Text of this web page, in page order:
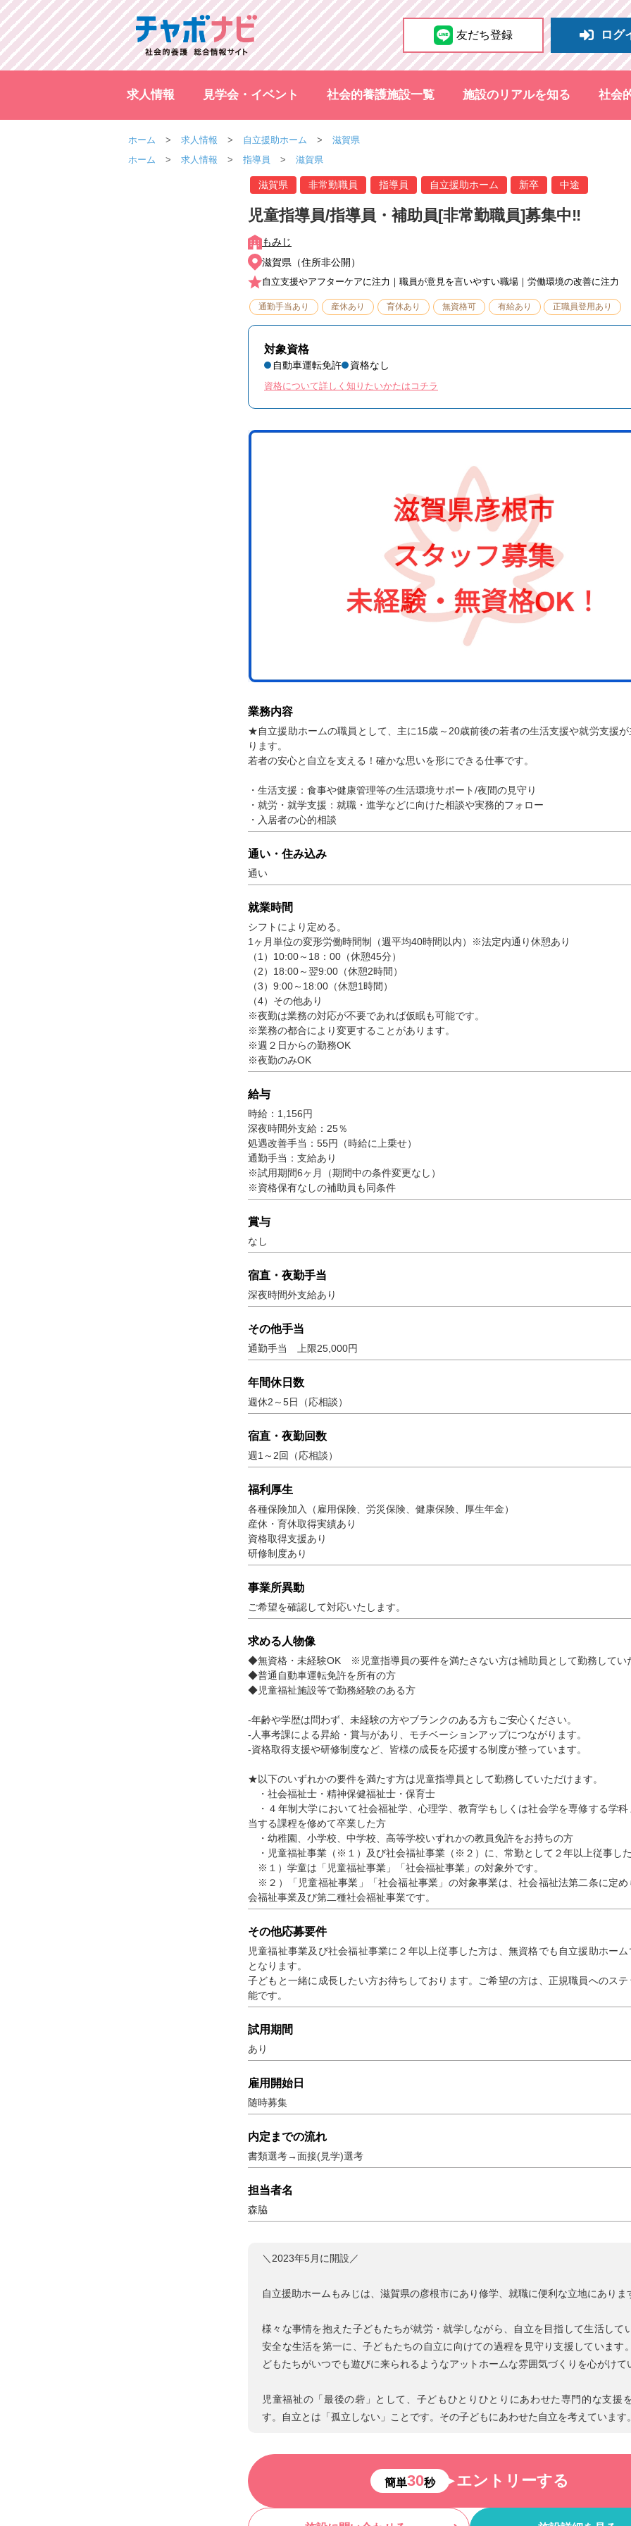
友だち登録 ログ
求人情報 見学会・イベント 社会的養護施設一覧 施設のリアルを知る 社会
ホーム 求人情報 自立援助ホーム
滋賀県
ホーム
求人情報 指導員 滋賀県
滋賀県 非常勤職員 指導員 自立援助ホーム 新卒 中途
児童指導員/指導員・補助員[非常勤職員]募集中‼
もみじ
滋賀県（住所非公開）
自立支援やアフターケアに注力｜職員が意見を言いやすい職場｜労働環境の改善に注力
通勤手当あり 産休あり 育休あり 無資格可 有給あり 正職員登用あり
対象資格
自動車運転免許 資格なし
資格について詳しく知りたいかたはコチラ
業務内容
★自立援助ホームの職員として、主に15歳～20歳前後の若者の生活支援や就労支援が
ります。
若者の安心と自立を支える！確かな思いを形にできる仕事です。
・生活支援：食事や健康管理等の生活環境サポート/夜間の見守り
・就労・就学支援：就職・進学などに向けた相談や実務的フォロー
・入居者の心的相談
通い・住み込み
通い
就業時間
シフトにより定める。
1ヶ月単位の変形労働時間制（週平均40時間以内）※法定内通り休憩あり
（1）10:00～18：00（休憩45分）
（2）18:00～翌9:00（休憩2時間）
（3）9:00～18:00（休憩1時間）
（4）その他あり
※夜勤は業務の対応が不要であれば仮眠も可能です。
※業務の都合により変更することがあります。
※週２日からの勤務OK
※夜勤のみOK
給与
時給：1,156円
深夜時間外支給：25％
処遇改善手当：55円（時給に上乗せ）
通勤手当：支給あり
※試用期間6ヶ月（期間中の条件変更なし）
※資格保有なしの補助員も同条件
賞与
なし
宿直・夜勤手当
深夜時間外支給あり
その他手当
通勤手当 上限25,000円
年間休日数
週休2～5日（応相談）
宿直・夜勤回数
週1～2回（応相談）
福利厚生
各種保険加入（雇用保険、労災保険、健康保険、厚生年金）
産休・育休取得実績あり
資格取得支援あり
研修制度あり
事業所異動
ご希望を確認して対応いたします。
求める人物像
◆無資格・未経験OK ※児童指導員の要件を満たさない方は補助員として勤務してい
◆普通自動車運転免許を所有の方
◆児童福祉施設等で勤務経験のある方
-年齢や学歴は問わず、未経験の方やブランクのある方もご安心ください。
-人事考課による昇給・賞与があり、モチベーションアップにつながります。
-資格取得支援や研修制度など、皆様の成長を応援する制度が整っています。
★以下のいずれかの要件を満たす方は児童指導員として勤務していただけます。
・社会福祉士・精神保健福祉士・保育士
・４年制大学において社会福祉学、心理学、教育学もしくは社会学を専修する学科
当する課程を修めて卒業した方
・幼稚園、小学校、中学校、高等学校いずれかの教員免許をお持ちの方
・児童福祉事業（※１）及び社会福祉事業（※２）に、常勤として２年以上従事し
※１）学童は「児童福祉事業」「社会福祉事業」の対象外です。
※２）「児童福祉事業」「社会福祉事業」の対象事業は、社会福祉法第二条に定め
会福祉事業及び第二種社会福祉事業です。
その他応募要件
児童福祉事業及び社会福祉事業に２年以上従事した方は、無資格でも自立援助ホーム
となります。
子どもと一緒に成長したい方お待ちしております。ご希望の方は、正規職員へのス
能です。
試用期間
あり
雇用開始日
随時募集
内定までの流れ
書類選考→面接(見学)選考
担当者名
森脇
＼2023年5月に開設／
自立援助ホームもみじは、滋賀県の彦根市にあり修学、就職に便利な立地にありま
様々な事情を抱えた子どもたちが就労・就学しながら、自立を目指して生活して
安全な生活を第一に、子どもたちの自立に向けての過程を見守り支援しています
どもたちがいつでも遊びに来られるようなアットホームな雰囲気づくりを心がけて
児童福祉の「最後の砦」として、子どもひとりひとりにあわせた専門的な支援
す。自立とは「孤立しない」ことです。その子どもにあわせた自立を考えています。
簡単30秒 エントリーする